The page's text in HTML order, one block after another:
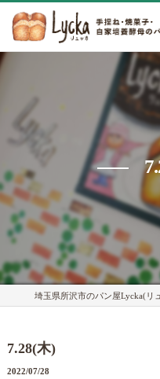
埼玉県所沢市のパン屋Lycka(リ
7.28(木)
2022/07/28